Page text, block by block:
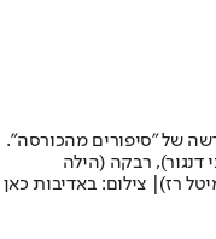
של "סיפורים מהכורסה".
דנגור), רבקה (הילה
רז)| צילום: באדיבות כאן